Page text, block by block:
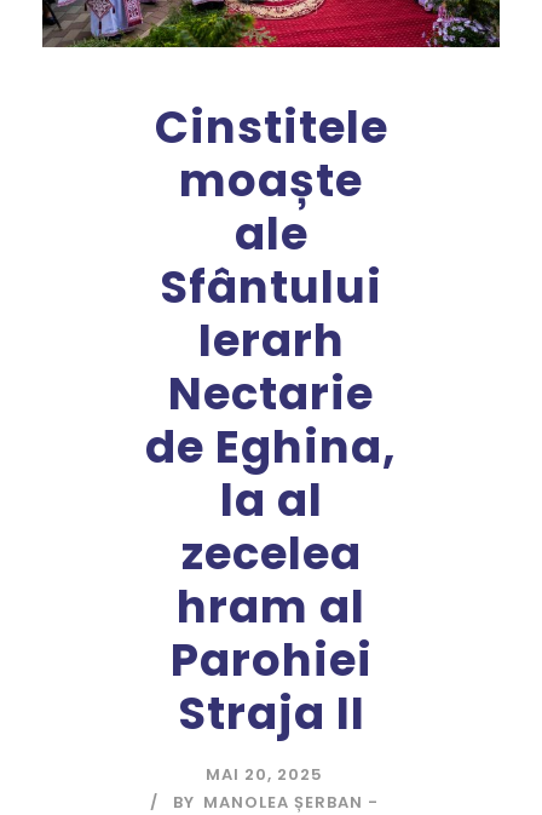
Cinstitele
moaște
ale
Sfântului
Ierarh
Nectarie
de Eghina,
la al
zecelea
hram al
Parohiei
Straja II
MAI 20, 2025
BY MANOLEA ȘERBAN -